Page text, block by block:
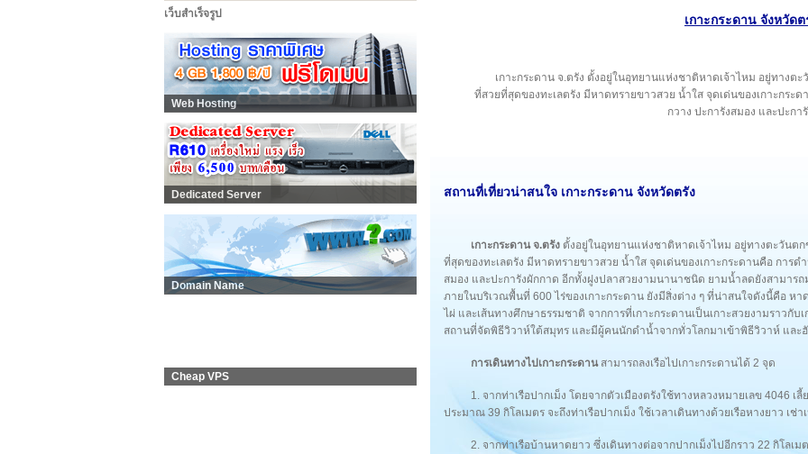
เว็บสำเร็จรูป
Web Hosting
Dedicated Server
Domain Name
Cheap VPS
เกาะกระดาน จังหวัดต
เกาะกระดาน จ.ตรัง ตั้งอยู่ในอุทยานแห่งชาติหาดเจ้าไหม อยู่ทางตะ
ที่สวยที่สุดของทะเลตรัง มีหาดทรายขาวสวย น้ำใส จุดเด่นของเกาะกระ
กวาง ปะการังสมอง และปะกา
สถานที่เที่ยวน่าสนใจ เกาะกระดาน จังหวัดตรัง
เกาะกระดาน จ.ตรัง ตั้งอยู่ในอุทยานแห่งชาติหาดเจ้าไหม อยู่ทางตะวันตก
ที่สุดของทะเลตรัง มีหาดทรายขาวสวย น้ำใส จุดเด่นของเกาะกระดานคือ การ
สมอง และปะการังผักกาด อีกทั้งฝูงปลาสวยงามนานาชนิด ยามน้ำลดยังสามาร
ภายในบริเวณพื้นที่ 600 ไร่ของเกาะกระดาน ยังมีสิ่งต่าง ๆ ที่น่าสนใจดังนี้คือ
ไผ่ และเส้นทางศึกษาธรรมชาติ จากการที่เกาะกระดานเป็นเกาะสวยงามราวกับ
สถานที่จัดพิธีวิวาห์ใต้สมุทร และมีผู้คนนักดำน้ำจากทั่วโลกมาเข้าพิธีวิวาห์ และ
การเดินทางไปเกาะกระดานสามารถลงเรือไปเกาะกระดานได้ 2 จุด
1. จากท่าเรือปากเม็ง โดยจากตัวเมืองตรังใช้ทางหลวงหมายเลข 4046
ประมาณ 39 กิโลเมตร จะถึงท่าเรือปากเม็ง ใช้เวลาเดินทางด้วยเรือหางยาว เช่
2. จากท่าเรือบ้านหาดยาว ซึ่งเดินทางต่อจากปากเม็งไปอีกราว 22 กิโลเม